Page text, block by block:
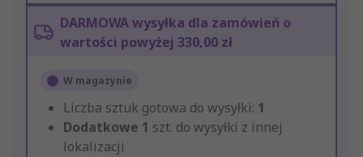
DARMOWA wysyłka dla zamówień o
wartości powyżej 330,00 zł
W magazynie
Liczba sztuk gotowa do wysyłki: 1
Dodatkowe 1 szt. do wysyłki z innej
lokalizacji